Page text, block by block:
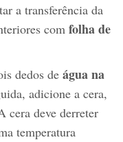
a transferência da
com folha de
dedos de água na
adicione a cera,
cera deve derreter
temperatura